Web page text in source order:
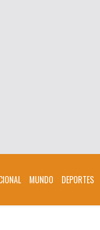
MUNDO DEPORTES